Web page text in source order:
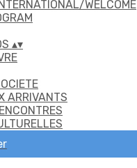
WELCOME
▴▾
ARRIVANTS